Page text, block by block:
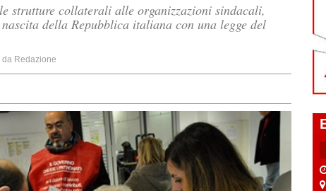
strutture collaterali alle organizzazioni sindacali,
della Repubblica italiana con una legge del
da Redazione